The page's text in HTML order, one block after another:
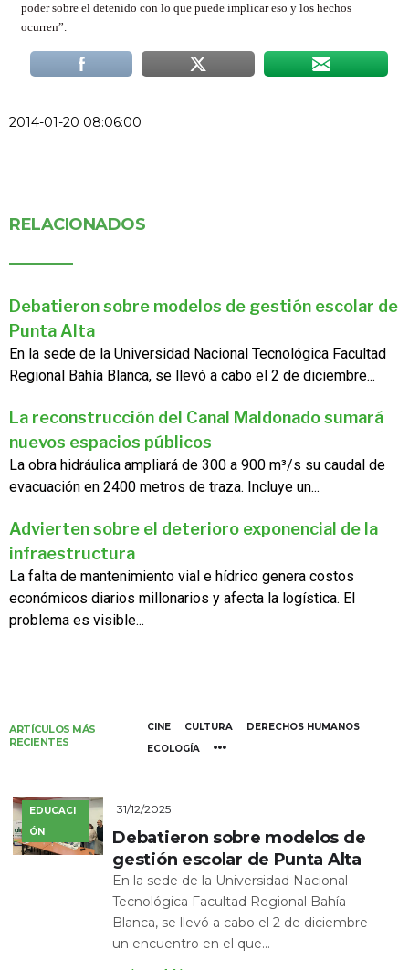
poder sobre el detenido con lo que puede implicar eso y los hechos
ocurren”.
2014-01-20 08:06:00
RELACIONADOS
Debatieron sobre modelos de gestión escolar de
Punta Alta
En la sede de la Universidad Nacional Tecnológica Facultad
Regional Bahía Blanca, se llevó a cabo el 2 de diciembre...
La reconstrucción del Canal Maldonado sumará
nuevos espacios públicos
La obra hidráulica ampliará de 300 a 900 m³/s su caudal de
evacuación en 2400 metros de traza. Incluye un...
Advierten sobre el deterioro exponencial de la
infraestructura
La falta de mantenimiento vial e hídrico genera costos
económicos diarios millonarios y afecta la logística. El
problema es visible...
ARTÍCULOS MÁS
RECIENTES
CINE CULTURA
DERECHOS HUMANOS
ECOLOGÍA
EDUCACI
ÓN
31/12/2025
Debatieron sobre modelos de
gestión escolar de Punta Alta
En la sede de la Universidad Nacional
Tecnológica Facultad Regional Bahía
Blanca, se llevó a cabo el 2 de diciembre
un encuentro en el que...